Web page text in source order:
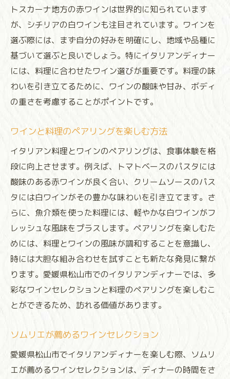
トスカーナ地方の赤ワインは世界的に知られています
が、シチリアの白ワインも注目されています。ワインを
選ぶ際には、まず自分の好みを明確にし、地域や品種に
基づいて選ぶと良いでしょう。特にイタリアンディナー
には、料理に合わせたワイン選びが重要です。料理の味
わいを引き立てるために、ワインの酸味や甘み、ボディ
の重さを考慮することがポイントです。
ワインと料理のペアリングを楽しむ方法
イタリアン料理とワインのペアリングは、食事体験を格
段に向上させます。例えば、トマトベースのパスタには
酸味のある赤ワインが良く合い、クリームソースのパス
タには白ワインがその豊かな味わいを引き立てます。さ
らに、魚介類を使った料理には、軽やかな白ワインがフ
レッシュな風味をプラスします。ペアリングを楽しむた
めには、料理とワインの風味が調和することを意識し、
時には大胆な組み合わせを試すことも新たな発見に繋が
ります。愛媛県松山市でのイタリアンディナーでは、多
彩なワインセレクションと料理のペアリングを楽しむこ
とができるため、訪れる価値があります。
ソムリエが薦めるワインセレクション
愛媛県松山市でイタリアンディナーを楽しむ際、ソムリ
エが薦めるワインセレクションは、ディナーの時間をさ